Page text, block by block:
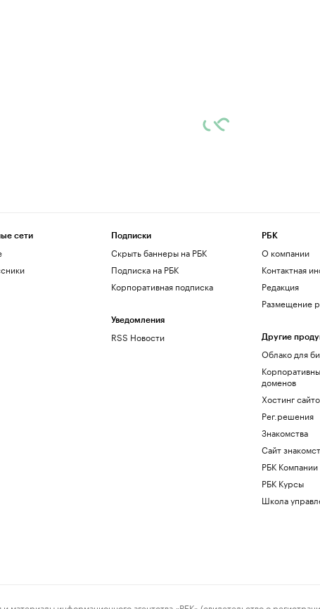
сети Подписки
Скрыть баннеры на РБК
Подписка на РБК
Корпоративная подписка
Уведомления
RSS Новости
РБК
О компании
Контактная
Редакция
Размещение
Другие
Облако для
доменов
Хостинг
Рег.решения
Знакомства
Сайт
РБК Компании
РБК Курсы
Школа